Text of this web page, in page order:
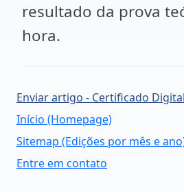
resultado da prova
hora.
Enviar artigo - Certificado
Início (Homepage)
Sitemap (Edições por mês e
Entre em contato